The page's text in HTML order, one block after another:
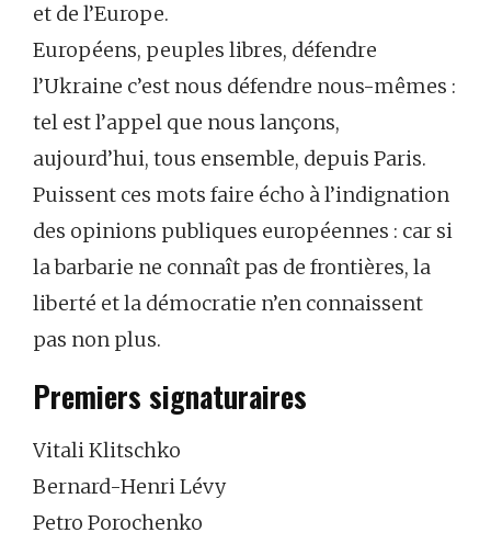
et de l’Europe.
Européens, peuples libres, défendre
l’Ukraine c’est nous défendre nous-mêmes :
tel est l’appel que nous lançons,
aujourd’hui, tous ensemble, depuis Paris.
Puissent ces mots faire écho à l’indignation
des opinions publiques européennes : car si
la barbarie ne connaît pas de frontières, la
liberté et la démocratie n’en connaissent
pas non plus.
Premiers signaturaires
Vitali Klitschko
Bernard-Henri Lévy
Petro Porochenko